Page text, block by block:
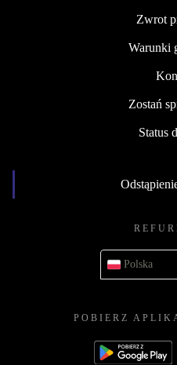
Zwrot
Warunki
Zostań
Status
Polska
POBIERZ